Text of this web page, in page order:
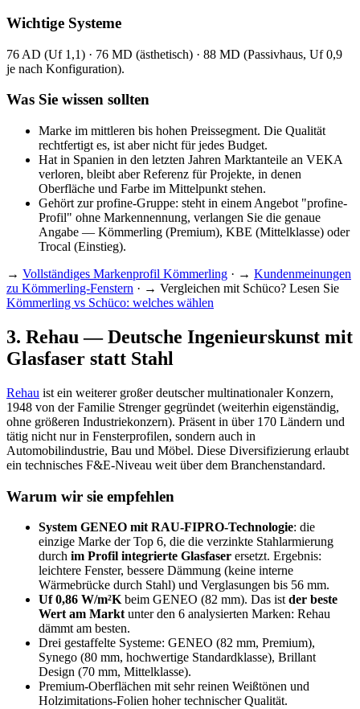
Wichtige Systeme
76 AD (Uf 1,1) · 76 MD (ästhetisch) · 88 MD (Passivhaus, Uf 0,9
je nach Konfiguration).
Was Sie wissen sollten
Marke im mittleren bis hohen Preissegment. Die Qualität
rechtfertigt es, ist aber nicht für jedes Budget.
Hat in Spanien in den letzten Jahren Marktanteile an VEKA
verloren, bleibt aber Referenz für Projekte, in denen
Oberfläche und Farbe im Mittelpunkt stehen.
Gehört zur profine-Gruppe: steht in einem Angebot "profine-
Profil" ohne Markennennung, verlangen Sie die genaue
Angabe — Kömmerling (Premium), KBE (Mittelklasse) oder
Trocal (Einstieg).
→ Vollständiges Markenprofil Kömmerling · → Kundenmeinungen
zu Kömmerling-Fenstern · → Vergleichen mit Schüco? Lesen Sie
Kömmerling vs Schüco: welches wählen
3. Rehau — Deutsche Ingenieurskunst mit
Glasfaser statt Stahl
Rehau ist ein weiterer großer deutscher multinationaler Konzern,
1948 von der Familie Strenger gegründet (weiterhin eigenständig,
ohne größeren Industriekonzern). Präsent in über 170 Ländern und
tätig nicht nur in Fensterprofilen, sondern auch in
Automobilindustrie, Bau und Möbel. Diese Diversifizierung erlaubt
ein technisches F&E-Niveau weit über dem Branchenstandard.
Warum wir sie empfehlen
System GENEO mit RAU-FIPRO-Technologie: die
einzige Marke der Top 6, die die verzinkte Stahlarmierung
durch im Profil integrierte Glasfaser ersetzt. Ergebnis:
leichtere Fenster, bessere Dämmung (keine interne
Wärmebrücke durch Stahl) und Verglasungen bis 56 mm.
Uf 0,86 W/m²K beim GENEO (82 mm). Das ist der beste
Wert am Markt unter den 6 analysierten Marken: Rehau
dämmt am besten.
Drei gestaffelte Systeme: GENEO (82 mm, Premium),
Synego (80 mm, hochwertige Standardklasse), Brillant
Design (70 mm, Mittelklasse).
Premium-Oberflächen mit sehr reinen Weißtönen und
Holzimitations-Folien hoher technischer Qualität.